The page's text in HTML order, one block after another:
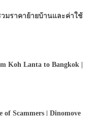
วมราคาย้ายบ้านและค่าใช้
Koh Lanta to Bangkok |
Scammers | Dinomove